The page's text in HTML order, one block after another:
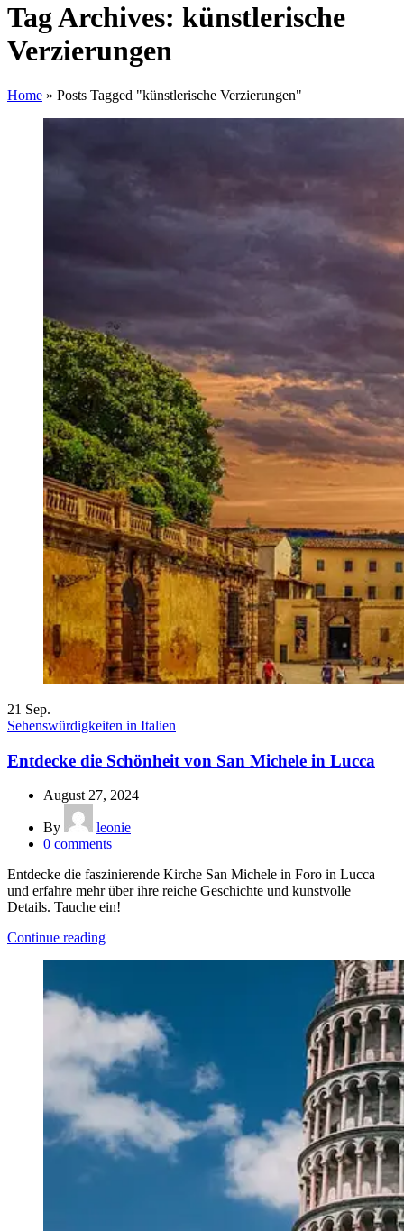
Tag Archives: künstlerische
Verzierungen
Home » Posts Tagged "künstlerische Verzierungen"
21 Sep.
Sehenswürdigkeiten in Italien
Entdecke die Schönheit von San Michele in Lucca
August 27, 2024
By
leonie
0 comments
Entdecke die faszinierende Kirche San Michele in Foro in Lucca
und erfahre mehr über ihre reiche Geschichte und kunstvolle
Details. Tauche ein!
Continue reading